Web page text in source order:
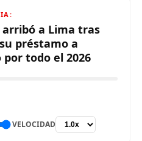
a Lima tras
préstamo a
todo el 2026
VELOCIDAD